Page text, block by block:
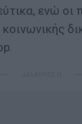
ενώ